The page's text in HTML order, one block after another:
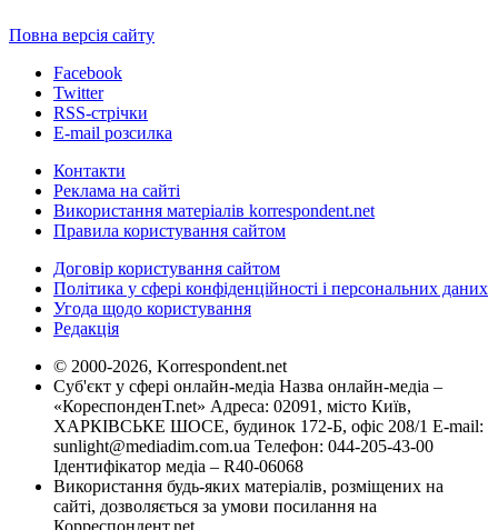
Повна версія сайту
Facebook
Twitter
RSS-стрічки
E-mail розсилка
Контакти
Реклама на сайті
Використання матеріалів korrespondent.net
Правила користування сайтом
Договір користування сайтом
Політика у сфері конфіденційності і персональних даних
Угода щодо користування
Редакція
© 2000-2026, Korrespondent.net
Суб'єкт у сфері онлайн-медіа Назва онлайн-медіа –
«КореспонденТ.net» Адреса: 02091, місто Київ,
ХАРКІВСЬКЕ ШОСЕ, будинок 172-Б, офіс 208/1 E-mail:
sunlight@mediadim.com.ua Телефон: 044-205-43-00
Ідентифікатор медіа – R40-06068
Використання будь-яких матеріалів, розміщених на
сайті, дозволяється за умови посилання на
Корреспондент.net.